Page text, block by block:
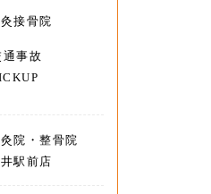
接骨院
通事故
院・整骨院
井駅前店